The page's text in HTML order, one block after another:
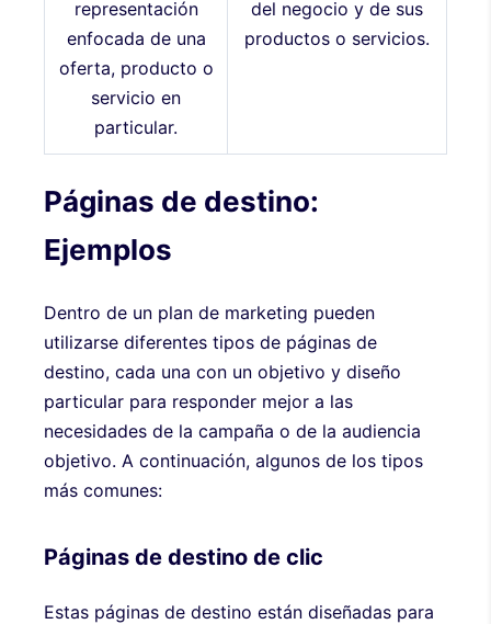
representación
enfocada de una
oferta, producto o
servicio en
particular.
del negocio y de sus
productos o servicios.
Páginas de destino:
Ejemplos
Dentro de un plan de marketing pueden
utilizarse diferentes tipos de páginas de
destino, cada una con un objetivo y diseño
particular para responder mejor a las
necesidades de la campaña o de la audiencia
objetivo. A continuación, algunos de los tipos
más comunes:
Páginas de destino de clic
Estas páginas de destino están diseñadas para